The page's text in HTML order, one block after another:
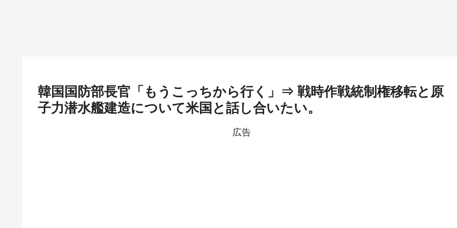
韓国国防部長官「もうこっちから行く」⇒ 戦時作戦統制権移転と原
子力潜水艦建造について米国と話し合いたい。
広告